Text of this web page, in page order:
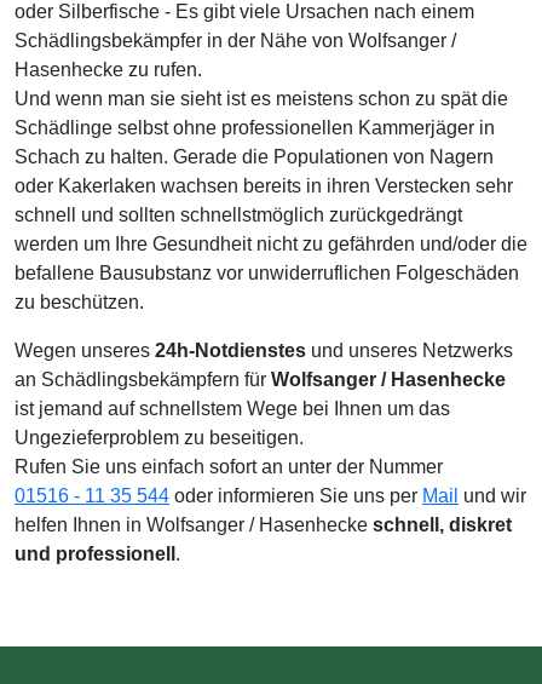
oder Silberfische - Es gibt viele Ursachen nach einem
Schädlingsbekämpfer in der Nähe von Wolfsanger /
Hasenhecke zu rufen.
Und wenn man sie sieht ist es meistens schon zu spät die
Schädlinge selbst ohne professionellen Kammerjäger in
Schach zu halten. Gerade die Populationen von Nagern
oder Kakerlaken wachsen bereits in ihren Verstecken sehr
schnell und sollten schnellstmöglich zurückgedrängt
werden um Ihre Gesundheit nicht zu gefährden und/oder die
befallene Bausubstanz vor unwiderruflichen Folgeschäden
zu beschützen.
Wegen unseres 24h-Notdienstes und unseres Netzwerks
an Schädlingsbekämpfern für Wolfsanger / Hasenhecke
ist jemand auf schnellstem Wege bei Ihnen um das
Ungezieferproblem zu beseitigen.
Rufen Sie uns einfach sofort an unter der Nummer
01516 - 11 35 544 oder informieren Sie uns per Mail und wir
helfen Ihnen in Wolfsanger / Hasenhecke schnell, diskret
und professionell .